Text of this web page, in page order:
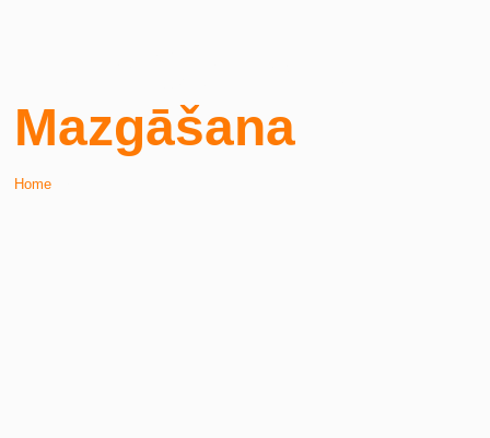
Mazgāšana
Home/ Service Detail